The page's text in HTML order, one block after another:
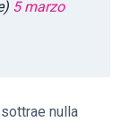
5 marzo
nulla